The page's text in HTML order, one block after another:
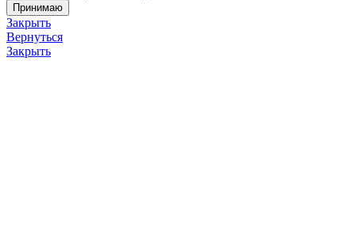
Принимаю
Закрыть
Вернуться
Закрыть